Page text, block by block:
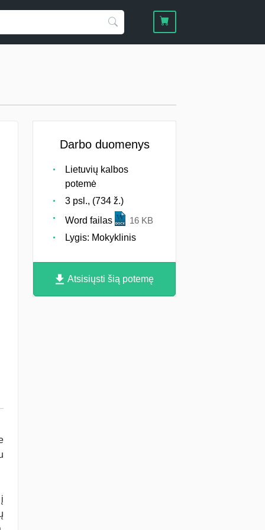
Darbo duomenys
Lietuvių kalbos
potemė
3 psl., (734 ž.)
Word failas
16 KB
Lygis: Mokyklinis
Atsisiųsti šią potemę